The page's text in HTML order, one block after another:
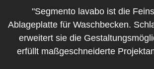
"Segmento lavabo ist die
Ablageplatte für Waschbecken.
erweitert sie die
erfüllt maßgeschneiderte